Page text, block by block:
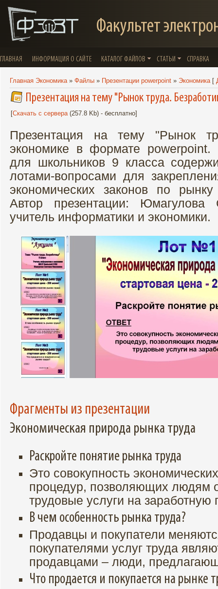
Факультет
ГЛАВНАЯ ИНФОРМАЦИЯ О САЙТЕ КАТАЛОГ ФАЙЛОВ СТАТЬИ СПРАВКА
Главная Экономика» Файлы » Презентации powerpoint » Экономика [
Презентация на тему "Рынок труда.
[Скачать с сервера(257.8 Kb) - бесплатно]
Презентация на тему "Рынок
экономике в формате powerpoint.
для школьников 9 класса
лотами-вопросами для
экономических законов по
Автор презентации: Юмагулова
учитель информатики и экономики.
Фрагменты из презентации
Экономическая природа рынка труда
Раскройте понятие рынка труда
Это совокупность
процедур, позволяющих людям
трудовые услуги на заработную
В чем особенность рынка труда?
Продавцы и покупатели
покупателями услуг труда
продавцами – люди,
Что продается и покупается на рынке